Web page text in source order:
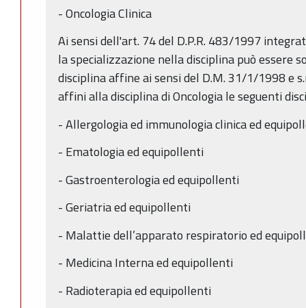
- Oncologia Clinica
Ai sensi dell'art. 74 del D.P.R. 483/1997
la specializzazione nella disciplina può essere
disciplina affine ai sensi del D.M. 31/1/1998 e
affini alla disciplina di Oncologia le seguenti
- Allergologia ed immunologia clinica ed
- Ematologia ed equipollenti
- Gastroenterologia ed equipollenti
- Geriatria ed equipollenti
- Malattie dell’apparato respiratorio ed
- Medicina Interna ed equipollenti
- Radioterapia ed equipollenti